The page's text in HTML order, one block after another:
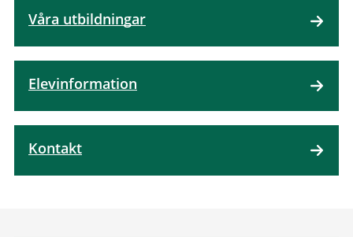
Våra utbildningar
Elevinformation
Kontakt